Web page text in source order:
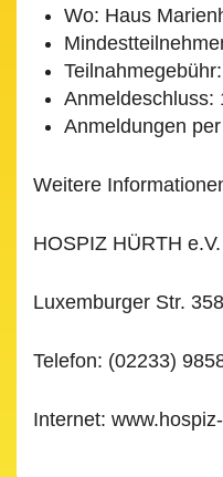
Wo: Haus
Anmeldeschluss:
Anmeldungen
Weitere
HOSPIZ HÜRTH e.V.
Luxemburger Str.
Telefon: (02233)
Internet: